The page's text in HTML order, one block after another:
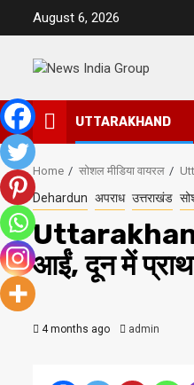
August 6, 2026
UTTARAKHAND
Home सोशल मीडिया वायरल
Dehardun अपराध उत्तराखंड
Uttarakhand:
आईं, दून में
4 months ago admin